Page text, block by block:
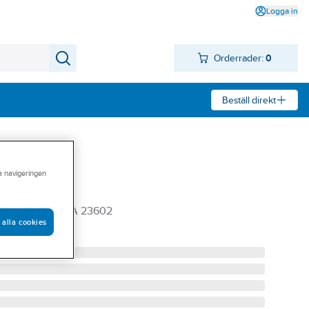
Logga in
Orderrader: 0
Beställ direkt
816 EXKL LINA 23602
navigeringen
alla cookies